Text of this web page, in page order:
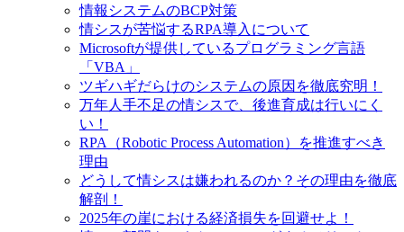
情報システムのBCP対策
情シスが苦悩するRPA導入について
Microsoftが提供しているプログラミング言語
「VBA」
ツギハギだらけのシステムの原因を徹底究明！
万年人手不足の情シスで、後進育成は行いにく
い！
RPA（Robotic Process Automation）を推進すべき
理由
どうして情シスは嫌われるのか？その理由を徹底
解剖！
2025年の崖における経済損失を回避せよ！